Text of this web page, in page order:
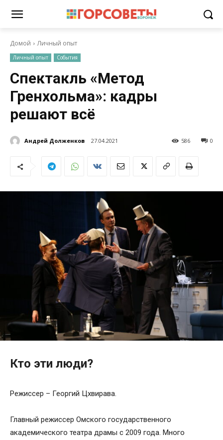
Домой Личный опыт
Личный опыт События
Спектакль «Метод
Гренхольма»: кадры
решают всё
Андрей Долженков 27.04.2021 0
586
Кто эти люди?
Режиссер – Георгий Цхвирава.
Главный режиссер Омского государственного
академического театра драмы с 2009 года. Много